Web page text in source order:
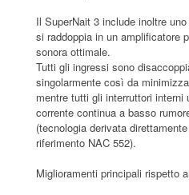
Il SuperNait 3 include inoltre
si raddoppia in un amplificatore
sonora ottimale.
Tutti gli ingressi sono
singolarmente così da
mentre tutti gli interruttori
corrente continua a basso
(tecnologia derivata
riferimento NAC 552).
Miglioramenti principali rispetto